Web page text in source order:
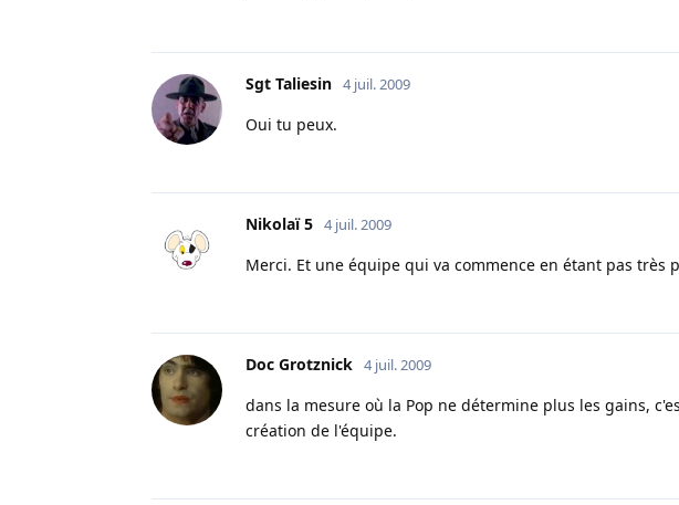
Sgt Taliesin 4 juil. 2009
Oui tu peux.
Nikolaï 5 4 juil. 2009
Merci. Et une équipe qui va commence en étant pas très
Doc Grotznick 4 juil. 2009
dans la mesure où la Pop ne détermine plus les gains,
création de l'équipe.